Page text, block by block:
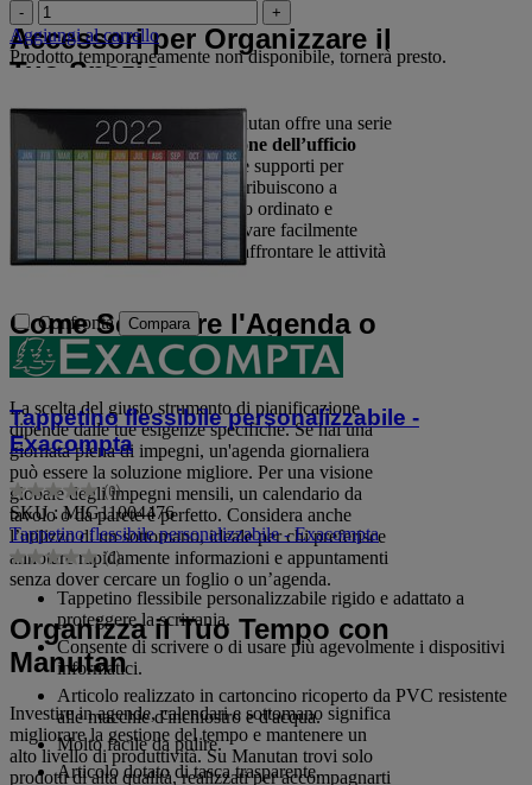
Accessori per Organizzare il
Tuo Spazio
Oltre a calendari e agende, Manutan offre una serie
accessori per l’organizzazione dell’ufficio
come porta-documenti, penne, e supporti per
calendari. Questi strumenti contribuiscono a
mantenere il tuo spazio di lavoro ordinato e
funzionale, permettendoti di trovare facilmente
tutto ciò di cui hai bisogno per affrontare le attività
quotidiane.
Come Scegliere l'Agenda o
il Calendario Ideale?
La scelta del giusto strumento di pianificazione
dipende dalle tue esigenze specifiche. Se hai una
giornata piena di impegni, un'agenda giornaliera
può essere la soluzione migliore. Per una visione
globale degli impegni mensili, un calendario da
tavolo o da parete è perfetto. Considera anche
l’utilizzo di un sottomano, ideale per chi preferisce
annotare rapidamente informazioni e appuntamenti
senza dover cercare un foglio o un’agenda.
Organizza il Tuo Tempo con
Manutan
Investire in agende, calendari e sottomano significa
migliorare la gestione del tempo e mantenere un
alto livello di produttività. Su Manutan trovi solo
prodotti di alta qualità, realizzati per accompagnarti
- +
Aggiungi al carrello
Prodotto temporaneamente non disponibile, tornerà presto.
Confronta Compara
Tappetino flessibile personalizzabile -
Exacompta
(0)
0.0
su
5
stelle.
SKU : MIG11004476
Tappetino flessibile personalizzabile - Exacompta
(0)
0.0
su
stelle.
Tappetino flessibile personalizzabile rigido e adattato a
proteggere la scrivania.
Consente di scrivere o di usare più agevolmente i dispositivi
informatici.
Articolo realizzato in cartoncino ricoperto da PVC resistente
alle macchie d'inchiostro e d'acqua.
Molto facile da pulire.
Articolo dotato di tasca trasparente.